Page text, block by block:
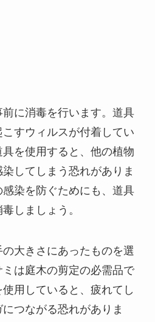
に消毒を行います。道具
すウィルスが付着してい
を使用すると、他の植物
してしまう恐れがありま
染を防ぐためにも、道具
しましょう。
大きさにあったものを選
は庭木の剪定の必需品で
用していると、疲れてし
つながる恐れがありま